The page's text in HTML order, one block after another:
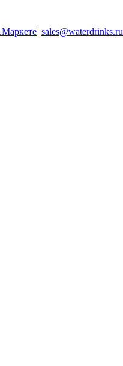
| sales@waterdrinks.ru